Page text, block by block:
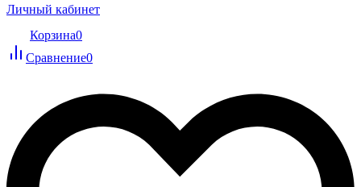
Личный кабинет
Корзина0
Сравнение0